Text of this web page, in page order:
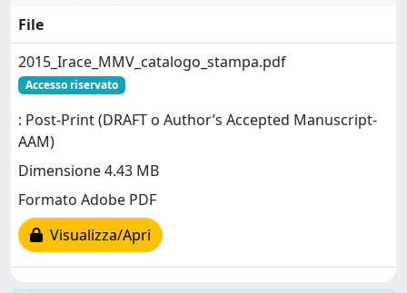
File
2015_Irace_MMV_catalogo_stampa.pdf
Accesso riservato
: Post-Print (DRAFT o Author’s Accepted Manuscript-
AAM)
Dimensione 4.43 MB
Formato Adobe PDF
Visualizza/Apri